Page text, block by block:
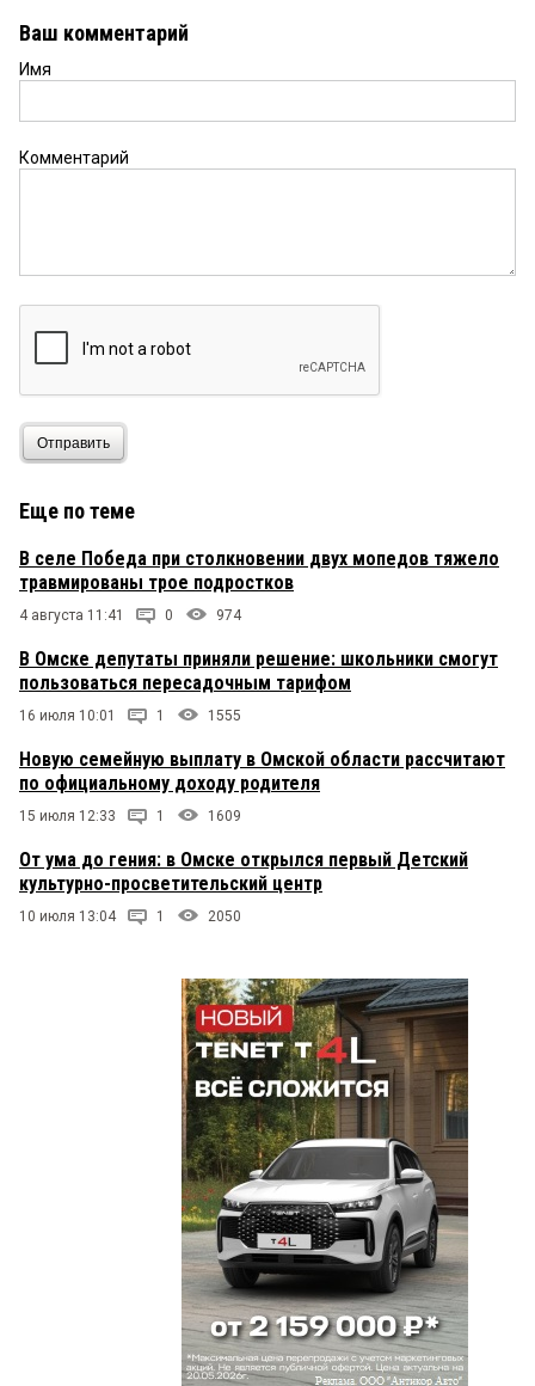
Ваш комментарий
Имя
Комментарий
Отправить
Еще по теме
В селе Победа при столкновении двух мопедов тяжело
травмированы трое подростков
4 августа 11:41 0 974
В Омске депутаты приняли решение: школьники смогут
пользоваться пересадочным тарифом
16 июля 10:01 1 1555
Новую семейную выплату в Омской области рассчитают
по официальному доходу родителя
15 июля 12:33 1 1609
От ума до гения: в Омске открылся первый Детский
культурно-просветительский центр
10 июля 13:04 1 2050